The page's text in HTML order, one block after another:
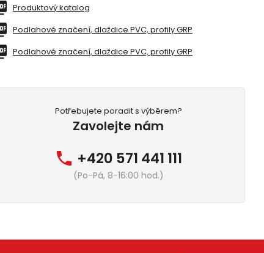
Produktový katalog
Podlahové značení, dlaždice PVC, profily GRP
Podlahové značení, dlaždice PVC, profily GRP
Potřebujete poradit s výběrem?
Zavolejte nám
+420 571 441 111
(Po-Pá, 8-16:00 hod.)